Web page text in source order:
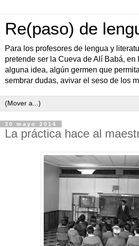
Re(paso) de
Para los profesores de lengua y
pretende ser la Cueva de Alí Babá, en
alguna idea, algún germen que
sembrar dudas, avivar el seso de los
30 mayo 2014
La práctica hace al